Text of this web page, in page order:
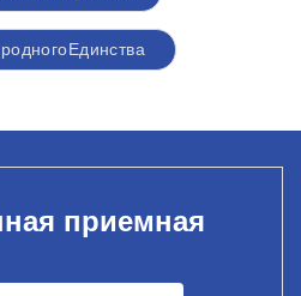
приемная